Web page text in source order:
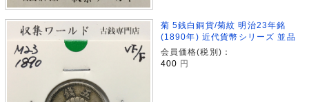
菊 5銭白銅貨/菊紋 明治23年銘
(1890年) 近代貨幣シリーズ 並品
会員価格(税別)：
400 円